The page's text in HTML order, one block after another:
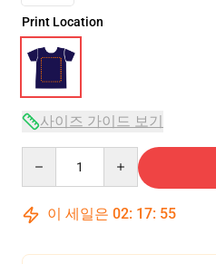
Print Location
사이즈 가이드 보기
이 세일은 02: 17: 54